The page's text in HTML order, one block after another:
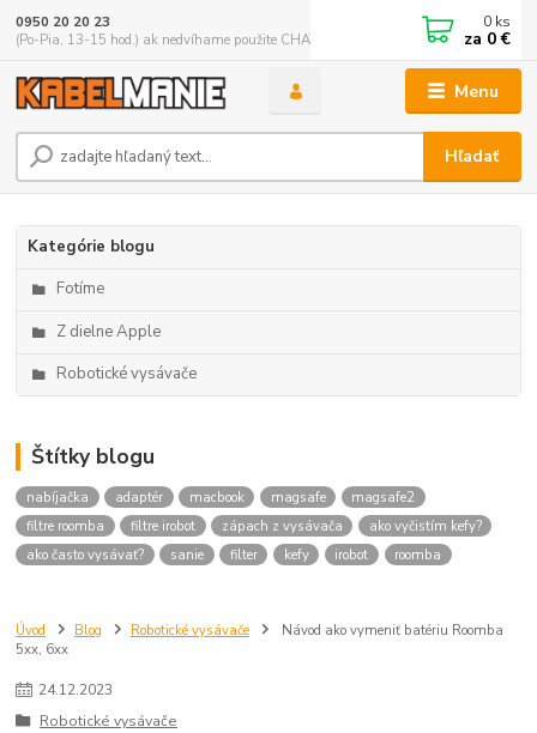
Menu
Hľadať
0950 20 20 23
(Po-Pia, 13-15 hod.) ak nedvíhame použite CHATBOX
0 ks
za 0 €
Kategórie blogu
Fotíme
Z dielne Apple
Robotické vysávače
Štítky blogu
nabíjačka adaptér macbook magsafe
magsafe2
filtre roomba
filtre irobot zápach z vysávača
ako vyčistím kefy?
ako často vysávať?
sanie filter kefy irobot roomba
Úvod Blog Robotické vysávače
Návod ako vymeniť batériu Roomba
5xx, 6xx
24.12.2023
Robotické vysávače